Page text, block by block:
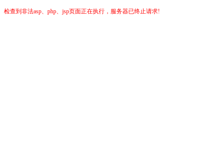
检查到非法asp、php、jsp页面正在执行，服务器已终止请求!